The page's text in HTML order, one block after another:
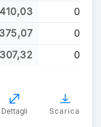
0
0
0
Dettagli Scarica